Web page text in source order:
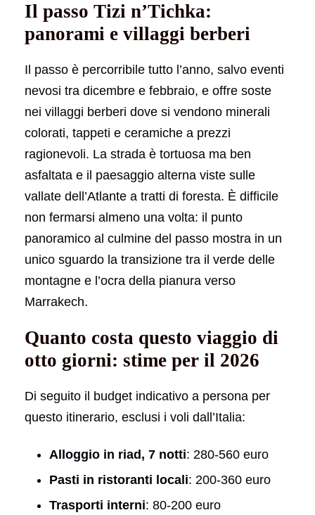
Il passo Tizi n’Tichka:
panorami e villaggi berberi
Il passo è percorribile tutto l’anno, salvo eventi
nevosi tra dicembre e febbraio, e offre soste
nei villaggi berberi dove si vendono minerali
colorati, tappeti e ceramiche a prezzi
ragionevoli. La strada è tortuosa ma ben
asfaltata e il paesaggio alterna viste sulle
vallate dell’Atlante a tratti di foresta. È difficile
non fermarsi almeno una volta: il punto
panoramico al culmine del passo mostra in un
unico sguardo la transizione tra il verde delle
montagne e l’ocra della pianura verso
Marrakech.
Quanto costa questo viaggio di
otto giorni: stime per il 2026
Di seguito il budget indicativo a persona per
questo itinerario, esclusi i voli dall’Italia:
Alloggio in riad, 7 notti: 280-560 euro
Pasti in ristoranti locali: 200-360 euro
Trasporti interni: 80-200 euro